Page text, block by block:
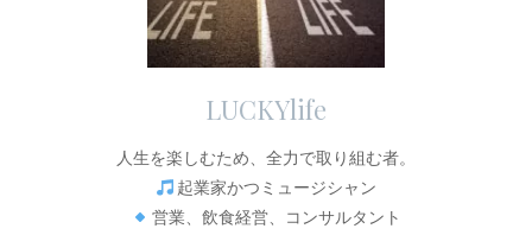
LUCKYlife
人生を楽しむため、全力で取り組む者。
起業家かつミュージシャン
営業、飲食経営、コンサルタント